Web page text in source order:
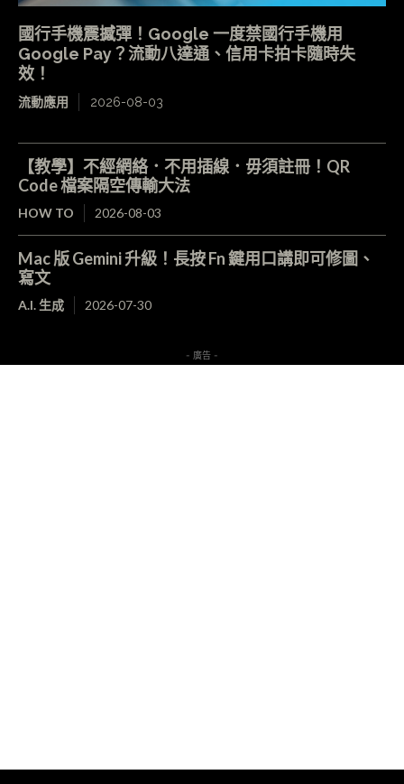
國行手機震撼彈！Google 一度禁國行手機用
Google Pay？流動八達通、信用卡拍卡隨時失
效！
流動應用 2026-08-03
【教學】不經網絡．不用插線．毋須註冊！QR
Code 檔案隔空傳輸大法
HOW TO 2026-08-03
Mac 版 Gemini 升級！長按 Fn 鍵用口講即可修圖、
寫文
A.I. 生成 2026-07-30
- 廣告 -